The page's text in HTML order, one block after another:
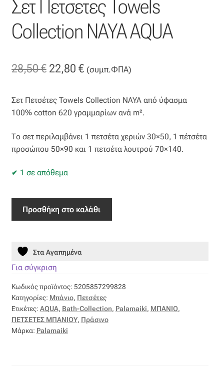
Επιπλόπανο
Ζακάρ
Λινό
Λονέτα
Οργάντζα
Οργάντζα με κέντημα
Οργάντζα με ταφτά
Οργάντζα με φλοκ
Σετ Πετσετες Towels
Collection NAYA AQUA
28,50€ Original
was:
22,80 €Η
τιμή
22,80 €.
(συμπ.ΦΠΑ)
Σετ Πετσέτες Towels Collection NAYA από ύφασμα
100% cotton 620 γραμμαρίων ανά m².
Το σετ περιλαμβάνει 1 πετσέτα χεριών 30×50, 1 πέτσέτα
προσώπου 50×90 και 1 πετσέτα λουτρού 70×140.
1 σε απόθεμα
Πετσετες
NAYA
AQUA
Προσθήκη στο καλάθι
Στα Αγαπημένα
Για σύγκριση
Κωδικός προϊόντος: 5205857299828
Κατηγορίες: Μπάνιο, Πετσέτες
Ετικέτες: AQUA, Bath-Collection, Palamaiki, ΜΠΑΝΙΟ,
ΠΕΤΣΕΤΕΣ ΜΠΑΝΙΟΥ, Πράσινο
Μάρκα: Palamaiki